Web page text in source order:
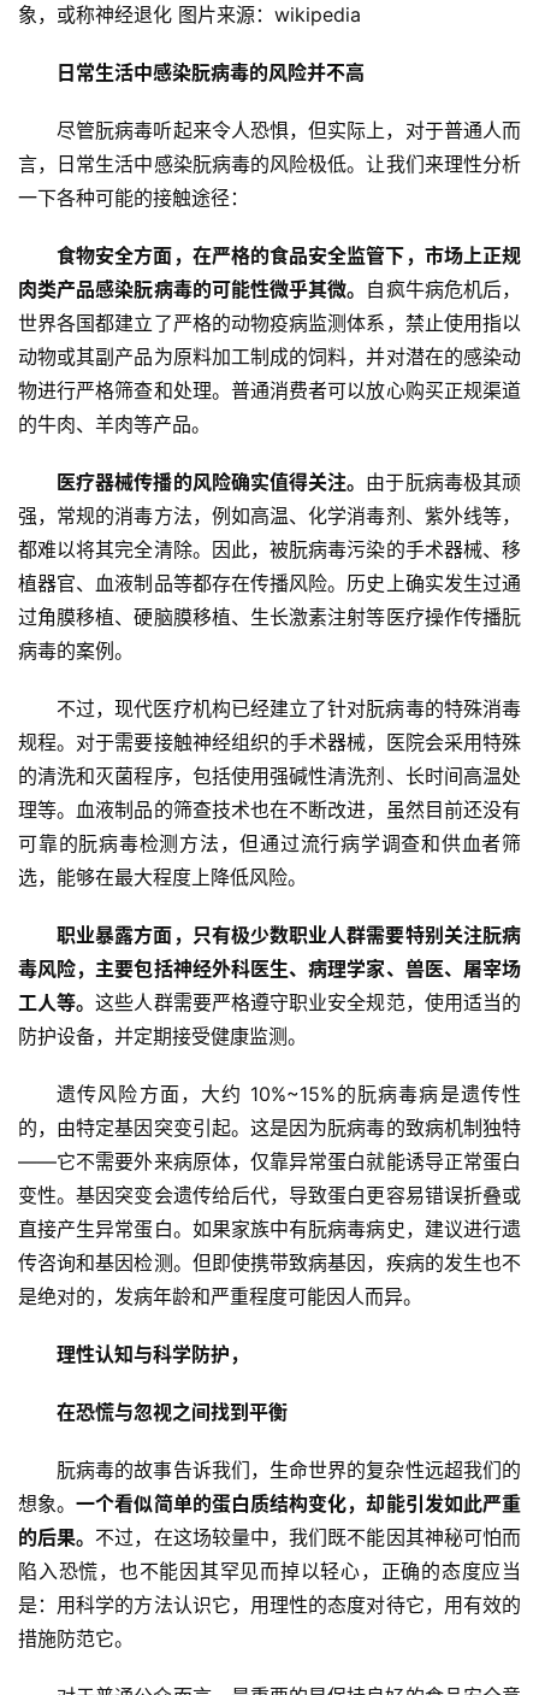
首
页
章
分
类
专
题
快
讯
更
面
象，或称神经退化 图片来源：wikipedia
日常生活中感染朊病毒的风险并不高
尽管朊病毒听起来令人恐惧，但实际上，对于普通人而
言，日常生活中感染朊病毒的风险极低。让我们来理性分析
一下各种可能的接触途径：
食物安全方面，在严格的食品安全监管下，市场上正规
肉类产品感染朊病毒的可能性微乎其微。 自疯牛病危机后，
世界各国都建立了严格的动物疫病监测体系，禁止使用指以
动物或其副产品为原料加工制成的饲料，并对潜在的感染动
物进行严格筛查和处理。普通消费者可以放心购买正规渠道
的牛肉、羊肉等产品。
医疗器械传播的风险确实值得关注。 由于朊病毒极其顽
强，常规的消毒方法，例如高温、化学消毒剂、紫外线等，
都难以将其完全清除。因此，被朊病毒污染的手术器械、移
植器官、血液制品等都存在传播风险。历史上确实发生过通
过角膜移植、硬脑膜移植、生长激素注射等医疗操作传播朊
病毒的案例。
不过，现代医疗机构已经建立了针对朊病毒的特殊消毒
规程。对于需要接触神经组织的手术器械，医院会采用特殊
的清洗和灭菌程序，包括使用强碱性清洗剂、长时间高温处
理等。血液制品的筛查技术也在不断改进，虽然目前还没有
可靠的朊病毒检测方法，但通过流行病学调查和供血者筛
选，能够在最大程度上降低风险。
职业暴露方面，只有极少数职业人群需要特别关注朊病
毒风险，主要包括神经外科医生、病理学家、兽医、屠宰场
工人等。这些人群需要严格遵守职业安全规范，使用适当的
防护设备，并定期接受健康监测。
遗传风险方面，大约 10%~15%的朊病毒病是遗传性
的，由特定基因突变引起。这是因为朊病毒的致病机制独特
——它不需要外来病原体，仅靠异常蛋白就能诱导正常蛋白
变性。基因突变会遗传给后代，导致蛋白更容易错误折叠或
直接产生异常蛋白。如果家族中有朊病毒病史，建议进行遗
传咨询和基因检测。但即使携带致病基因，疾病的发生也不
是绝对的，发病年龄和严重程度可能因人而异。
理性认知与科学防护，
在恐慌与忽视之间找到平衡
朊病毒的故事告诉我们，生命世界的复杂性远超我们的
想象。一个看似简单的蛋白质结构变化，却能引发如此严重
的后果。 不过，在这场较量中，我们既不能因其神秘可怕而
陷入恐慌，也不能因其罕见而掉以轻心，正确的态度应当
是：用科学的方法认识它，用理性的态度对待它，用有效的
措施防范它。